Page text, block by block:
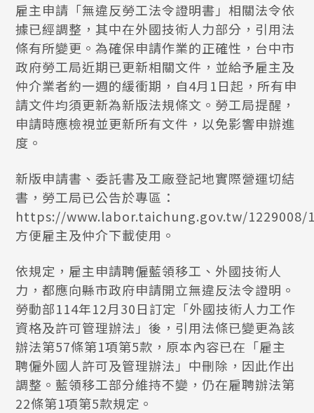
雇主申請「無違反勞工法令證明書」相關法令依
據已經調整，其中在外國技術人力部分，引用法
條有所變更。為確保申請作業的正確性，台中市
政府勞工局近期已更新相關文件，並給予雇主及
仲介業者約一週的緩衝期，自4月1日起，所有申
請文件均須更新為新版法規條文。勞工局提醒，
申請時應檢視並更新所有文件，以免影響申辦進
度。
新版申請書、委託書及工廠登記地實際營運切結
書，勞工局已公告於專區：
https://www.labor.taichung.gov.tw/1229008/
方便雇主及仲介下載使用。
依規定，雇主申請聘僱藍領移工、外國技術人
力，都應向縣市政府申請開立無違反法令證明。
勞動部114年12月30日訂定「外國技術人力工作
資格及許可管理辦法」後，引用法條已變更為該
辦法第57條第1項第5款，原本內容已在「雇主
聘僱外國人許可及管理辦法」中刪除，因此作出
調整。藍領移工部分維持不變，仍在雇聘辦法第
22條第1項第5款規定。